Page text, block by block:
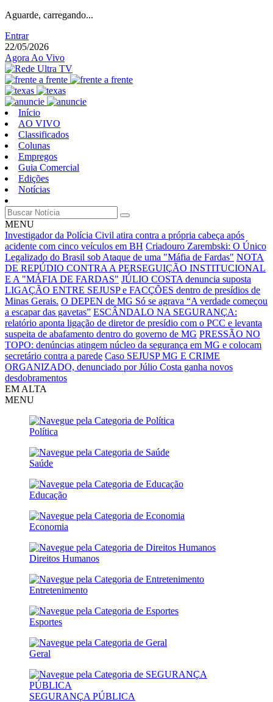
Aguarde, carregando...
Entrar
22/05/2026
Agora Ao Vivo
Início
AO VIVO
Classificados
Colunas
Empregos
Guia Comercial
Edições
Notícias
MENU
Investigador da Polícia Civil atira contra a própria cabeça após
acidente com cinco veículos em BH Criadouro Zarembski: O Único
Legalizado do Brasil sob Ataque de uma "Máfia de Fardas" NOTA
DE REPÚDIO CONTRA A PERSEGUIÇÃO INSTITUCIONAL
E A "MÁFIA DE FARDAS" JÚLIO COSTA denuncia suposta
LIGAÇÃO ENTRE SEJUSP e FACÇÕES dentro de presídios de
Minas Gerais. O DEPEN de MG Só se agrava “A verdade começou
a escapar das gavetas” ESCÂNDALO NA SEGURANÇA:
relatório aponta ligação de diretor de presídio com o PCC e levanta
suspeita de abafamento dentro do governo de MG PRESSÃO NO
TOPO: denúncias atingem núcleo da segurança em MG e colocam
secretário contra a parede Caso SEJUSP MG E CRIME
ORGANIZADO, denunciado por Júlio Costa ganha novos
desdobramentos
EM ALTA
MENU
Política
Saúde
Educação
Economia
Direitos Humanos
Entretenimento
Esportes
Geral
SEGURANÇA PÚBLICA